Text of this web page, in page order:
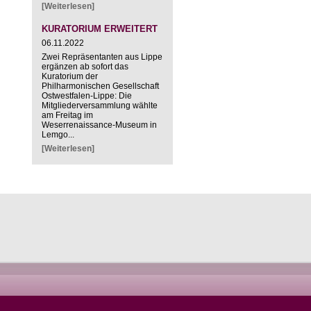
[Weiterlesen]
KURATORIUM ERWEITERT
06.11.2022
Zwei Repräsentanten aus Lippe
ergänzen ab sofort das
Kuratorium der
Philharmonischen Gesellschaft
Ostwestfalen-Lippe: Die
Mitgliederversammlung wählte
am Freitag im
Weserrenaissance-Museum in
Lemgo...
[Weiterlesen]